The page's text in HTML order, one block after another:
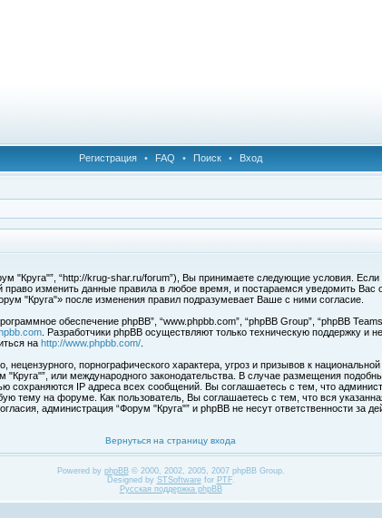
Регистрация • FAQ • Поиск • Вход
"Круга"”, “http://krug-shar.ru/forum”), Вы принимаете следующие условия.
изменить данные правила в любое время, и постараемся уведомить
"Круга"» после изменения правил подразумевает Ваше с ними согласие.
обеспечение phpBB”, “www.phpbb.com”, “phpBB Group”, “phpBB
. Разработчики phpBB осуществляют только техническую поддержку
на http://www.phpbb.com/
порнографического характера, угроз и призывов к
"Круга"”, или международного законодательства. В случае размещения
сохраняются IP адреса всех сообщений. Вы соглашаетесь с тем, что
тему на форуме. Как пользователь, Вы соглашаетесь с тем, что вся
администрация “Форум "Круга"” и phpBB не несут ответственности за
Вернуться на страницу входа
Powered by phpBB© 2000, 2002, 2005, 2007 phpBB Group.
Designed by STSoftwarefor PTF.
Русская поддержка phpBB